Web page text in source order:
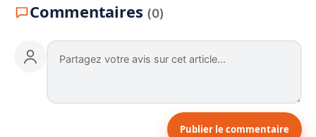
Commentaires (0)
Publier le commentaire